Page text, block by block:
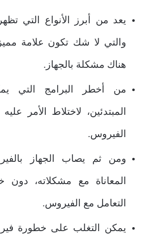
يعد من أبرز الأنواع التي
والتي لا شك تكون علامة
هناك مشكلة بالجهاز.
من أخطر البرامج التي
المبتدئين، لاختلاط الأمر
الفيروس.
ومن ثم يصاب الجهاز
المعاناة مع مشكلاته، دون
التعامل مع الفيروس.
يمكن التغلب على خطورة